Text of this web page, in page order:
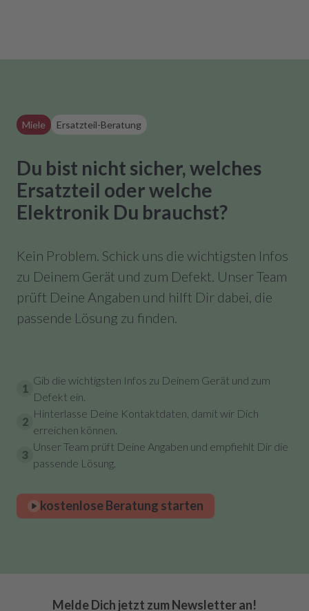
Miele Ersatzteil-Beratung
Du bist nicht sicher, welches
Ersatzteil oder welche
Elektronik Du brauchst?
Kein Problem. Schick uns die wichtigsten Infos
zu Deinem Gerät und zum Defekt. Unser Team
prüft Deine Angaben und hilft Dir dabei, die
passende Lösung zu finden.
1
Gib die wichtigsten Infos zu Deinem Gerät und zum
Defekt ein.
2
Hinterlasse Deine Kontaktdaten, damit wir Dich
erreichen können.
3
Unser Team prüft Deine Angaben und empfiehlt Dir die
passende Lösung.
kostenlose Beratung starten
Melde Dich jetzt zum Newsletter an!